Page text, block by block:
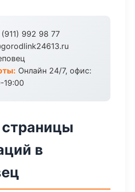
992 98 77
Онлайн 24/7, офис:
19:00
в